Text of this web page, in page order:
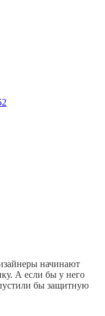
начинают
А если бы у него
бы защитную